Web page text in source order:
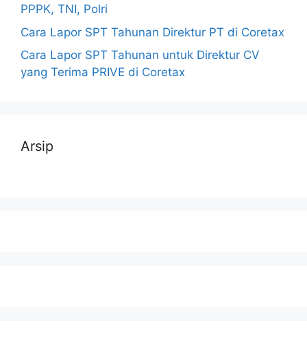
PPPK, TNI, Polri
Cara Lapor SPT Tahunan Direktur PT di Coretax
Cara Lapor SPT Tahunan untuk Direktur CV
yang Terima PRIVE di Coretax
Arsip